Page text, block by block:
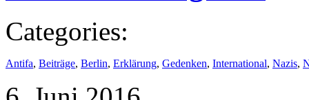
Categories:
Antifa, Beiträge, Berlin, Erklärung, Gedenken, International, Nazis,